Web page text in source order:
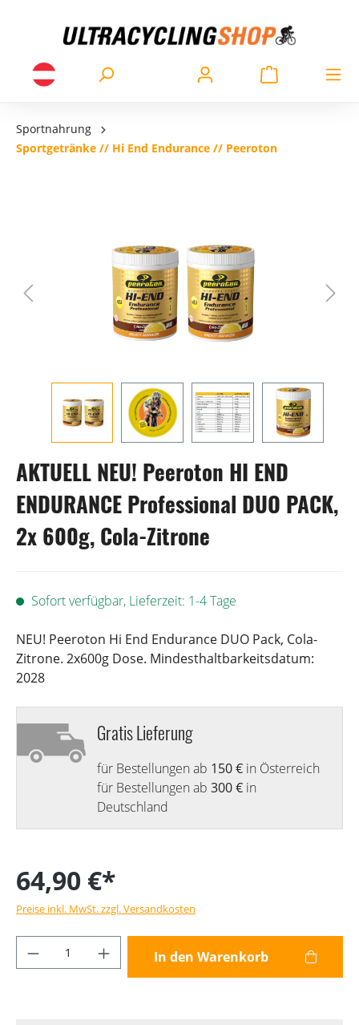
Sportnahrung
Sportgetränke // Hi End Endurance // Peeroton
AKTUELL NEU! Peeroton HI END
ENDURANCE Professional DUO PACK,
2x 600g, Cola-Zitrone
Sofort verfügbar, Lieferzeit: 1-4 Tage
NEU! Peeroton Hi End Endurance DUO Pack, Cola-
Zitrone. 2x600g Dose. Mindesthaltbarkeitsdatum:
2028
Gratis Lieferung
für Bestellungen ab 150 € in Österreich
für Bestellungen ab 300 € in
Deutschland
64,90 €*
Preise inkl. MwSt. zzgl. Versandkosten
Produkt Anzahl: Gib den gewünschten
In den Warenkorb